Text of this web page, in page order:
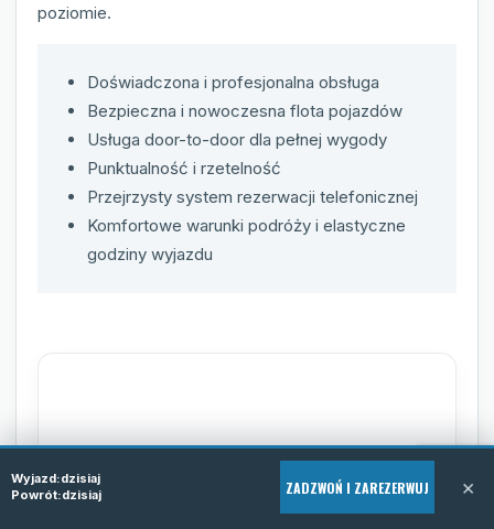
poziomie.
Doświadczona i profesjonalna obsługa
Bezpieczna i nowoczesna flota pojazdów
Usługa door-to-door dla pełnej wygody
Punktualność i rzetelność
Przejrzysty system rezerwacji telefonicznej
Komfortowe warunki podróży i elastyczne
godziny wyjazdu
FAQ - najczęściej
zadawane pytania
Wyjazd:dzisiaj
Powrót:dzisiaj ZADZWOŃ I ZAREZERWUJ ×